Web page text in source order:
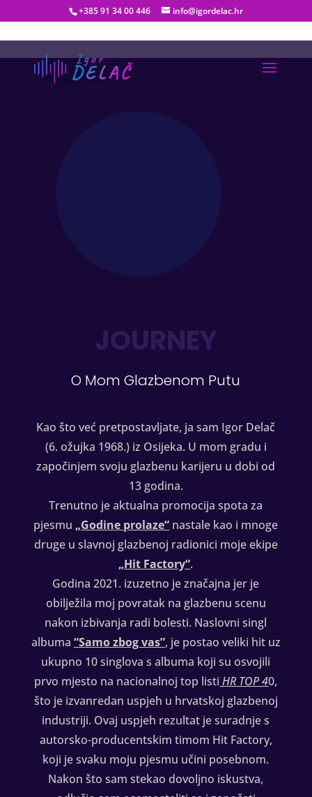
+385 91 34 00 446 info@igordelac.hr
JOURNEY
O Mom Glazbenom Putu
Kao što već pretpostavljate, ja sam Igor Delač
(6. ožujka 1968.) iz Osijeka. U mom gradu i
započinjem svoju glazbenu karijeru u dobi od
13 godina.
Trenutno je aktualna promocija spota za
pjesmu „Godine prolaze“ nastale kao i mnoge
druge u slavnoj glazbenoj radionici moje ekipe
„Hit Factory“.
Godina 2021. izuzetno je značajna jer je
obilježila moj povratak na glazbenu scenu
nakon izbivanja radi bolesti. Naslovni singl
albuma “Samo zbog vas”, je postao veliki hit uz
ukupno 10 singlova s albuma koji su osvojili
prvo mjesto na nacionalnoj top listi HR TOP 40,
što je izvanredan uspjeh u hrvatskoj glazbenoj
industriji. Ovaj uspjeh rezultat je suradnje s
autorsko-producentskim timom Hit Factory,
koji je svaku moju pjesmu učini posebnom.
Nakon što sam stekao dovoljno iskustva,